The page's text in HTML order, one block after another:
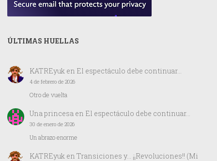
ÚLTIMAS HUELLAS
KATREyuken El espectáculo debe continuar…
4 de febrero de 2026
Otro de vuelta
Una princesaen El espectáculo debe continuar…
30 de enero de 2026
Un abrazo enorme
KATREyuk en Transiciones y… ¡¡Revoluciones!! (Mi